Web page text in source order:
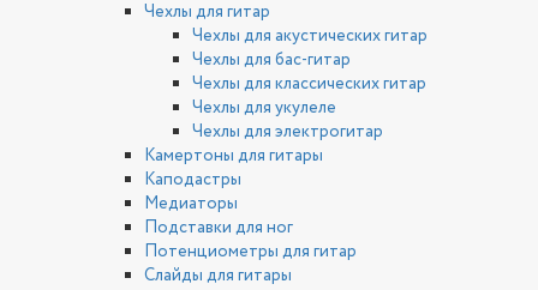
Чехлы для гитар
Чехлы для акустических гитар
Чехлы для бас-гитар
Чехлы для классических гитар
Чехлы для укулеле
Чехлы для электрогитар
Камертоны для гитары
Каподастры
Медиаторы
Подставки для ног
Потенциометры для гитар
Слайды для гитары